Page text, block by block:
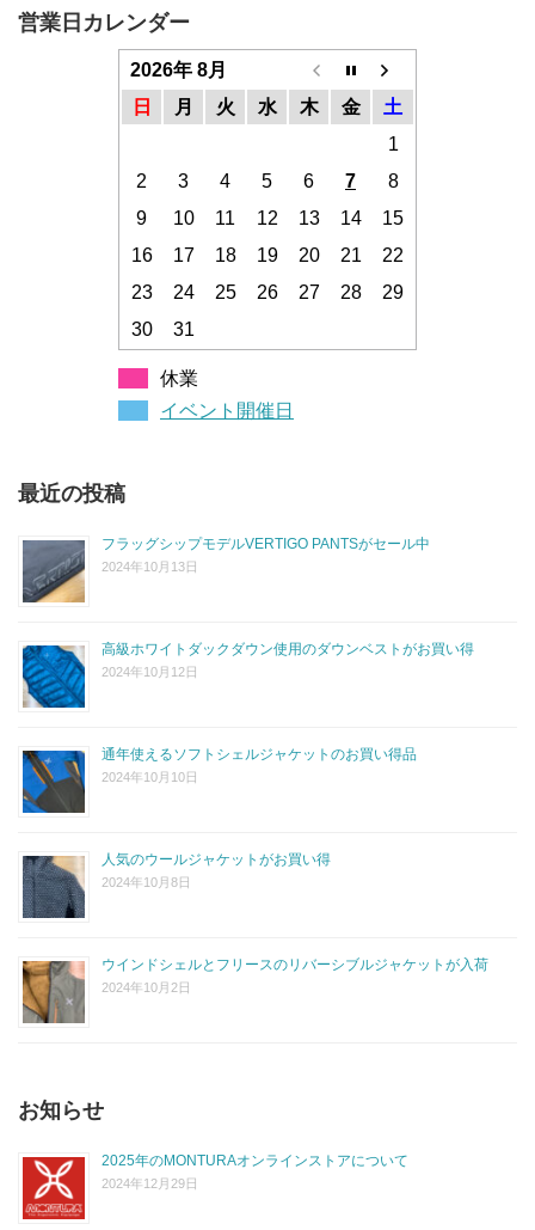
営業日カレンダー
2026年 8月
日
月 火 水 木 金
土
1
2
3 4 5 6 7
8
9
10 11 12 13 14
15
16
17 18 19 20 21
22
23
24 25 26 27 28
29
30
31
休業
イベント開催日
最近の投稿
フラッグシップモデルVERTIGO PANTSがセール中
2024年10月13日
高級ホワイトダックダウン使用のダウンベストがお買い得
2024年10月12日
通年使えるソフトシェルジャケットのお買い得品
2024年10月10日
人気のウールジャケットがお買い得
2024年10月8日
ウインドシェルとフリースのリバーシブルジャケットが入荷
2024年10月2日
お知らせ
2025年のMONTURAオンラインストアについて
2024年12月29日